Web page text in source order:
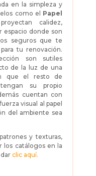
en la simpleza y
como el Papel
calidez,
espacio donde son
seguros que te
tu renovación.
son sutiles
de la luz de una
que el resto de
su propio
cuentan con
visual al papel
del ambiente sea
y texturas,
los catálogos en la
clic aquí.